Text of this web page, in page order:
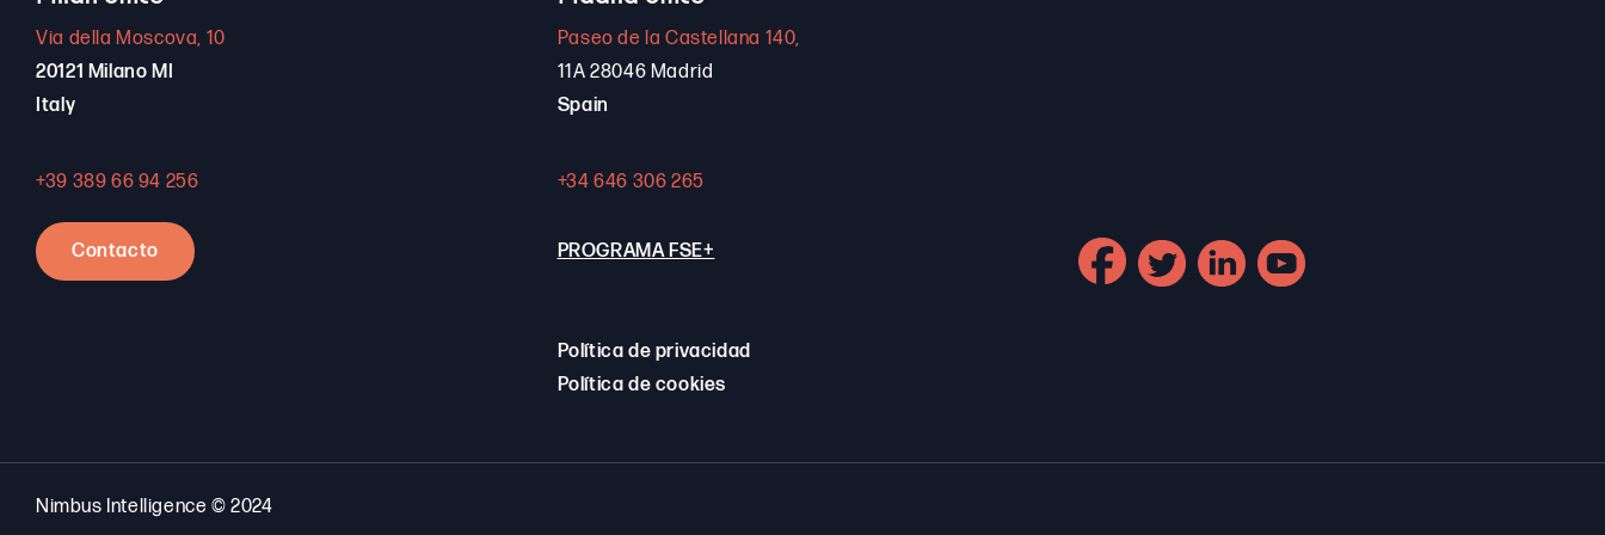
Via della Moscova, 10
20121 Milano MI
Italy
+39 389 66 94 256
Paseo de la Castellana 140,
11A 28046 Madrid
Spain
+34 646 306 265
Contacto PROGRAMA FSE+
Política de privacidad
Política de cookies
Nimbus Intelligence © 2024